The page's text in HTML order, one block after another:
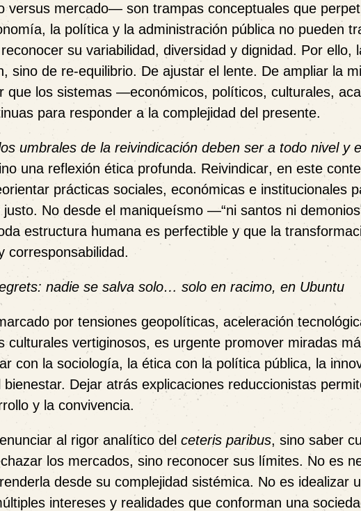
versus mercado— son trampas conceptuales que
la política y la administración pública no pueden
su variabilidad, diversidad y dignidad. Por ello,
sino de re-equilibrio. De ajustar el lente. De ampliar la
que los sistemas —económicos, políticos, culturales,
para responder a la complejidad del presente.
umbrales de la reivindicación deben ser a todo nivel y
una reflexión ética profunda. Reivindicar, en este
prácticas sociales, económicas e institucionales
justo. No desde el maniqueísmo —“ni santos ni
estructura humana es perfectible y que la
corresponsabilidad.
nadie se salva solo… solo en racimo, en Ubuntu
por tensiones geopolíticas, aceleración
culturales vertiginosos, es urgente promover miradas
con la sociología, la ética con la política pública, la
bienestar. Dejar atrás explicaciones reduccionistas
y la convivencia.
al rigor analítico del ceteris paribus, sino saber
los mercados, sino reconocer sus límites. No es
desde su complejidad sistémica. No es idealizar
intereses y realidades que conforman una